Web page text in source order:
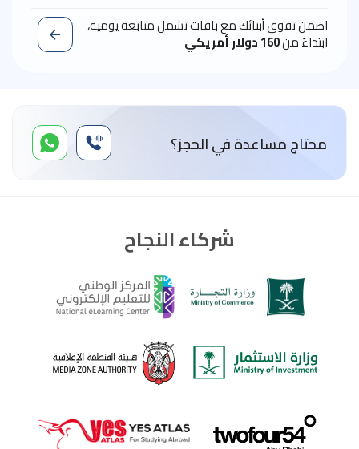
اضمن تفوق أبنائك مع باقات تشمل متابعة يومية،
ابتداءً من160 دولار أمريكي
محتاج مساعدة في الحجز؟
شركاء النجاح